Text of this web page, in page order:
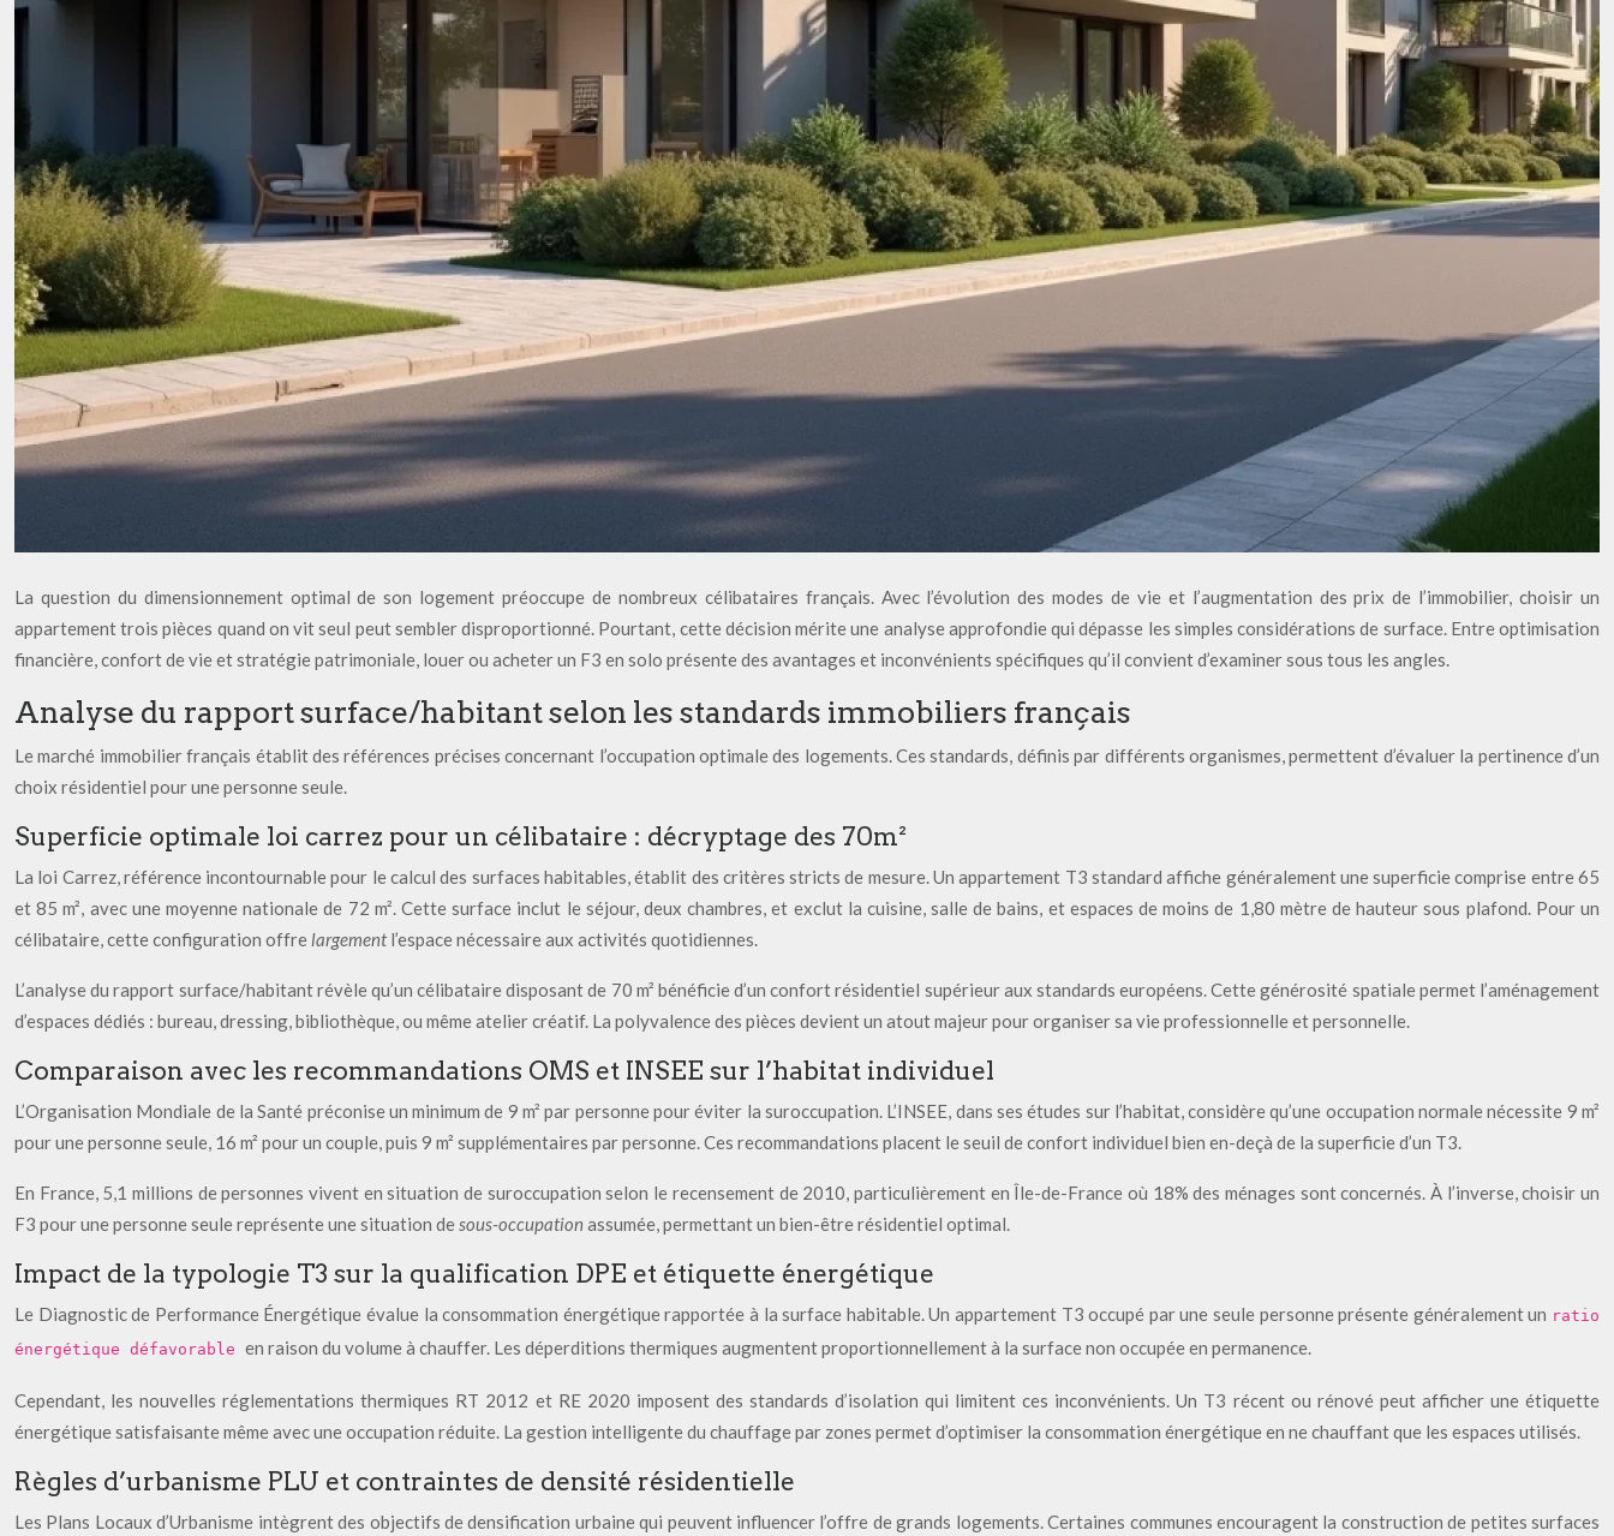
La question du dimensionnement optimal de son logement préoccupe de nombreux célibataires français. Avec l’évolution des modes de vie et l’augmentation des prix de l’immobilier, choisir un
appartement trois pièces quand on vit seul peut sembler disproportionné. Pourtant, cette décision mérite une analyse approfondie qui dépasse les simples considérations de surface. Entre optimisation
financière, confort de vie et stratégie patrimoniale, louer ou acheter un F3 en solo présente des avantages et inconvénients spécifiques qu’il convient d’examiner sous tous les angles.
Analyse du rapport surface/habitant selon les standards immobiliers français
Le marché immobilier français établit des références précises concernant l’occupation optimale des logements. Ces standards, définis par différents organismes, permettent d’évaluer la pertinence d’un
choix résidentiel pour une personne seule.
Superficie optimale loi carrez pour un célibataire : décryptage des 70m²
La loi Carrez, référence incontournable pour le calcul des surfaces habitables, établit des critères stricts de mesure. Un appartement T3 standard affiche généralement une superficie comprise entre 65
et 85 m², avec une moyenne nationale de 72 m². Cette surface inclut le séjour, deux chambres, et exclut la cuisine, salle de bains, et espaces de moins de 1,80 mètre de hauteur sous plafond. Pour un
célibataire, cette configuration offre largement l’espace nécessaire aux activités quotidiennes.
L’analyse du rapport surface/habitant révèle qu’un célibataire disposant de 70 m² bénéficie d’un confort résidentiel supérieur aux standards européens. Cette générosité spatiale permet l’aménagement
d’espaces dédiés : bureau, dressing, bibliothèque, ou même atelier créatif. La polyvalence des pièces devient un atout majeur pour organiser sa vie professionnelle et personnelle.
Comparaison avec les recommandations OMS et INSEE sur l’habitat individuel
L’Organisation Mondiale de la Santé préconise un minimum de 9 m² par personne pour éviter la suroccupation. L’INSEE, dans ses études sur l’habitat, considère qu’une occupation normale nécessite 9 m²
pour une personne seule, 16 m² pour un couple, puis 9 m² supplémentaires par personne. Ces recommandations placent le seuil de confort individuel bien en-deçà de la superficie d’un T3.
En France, 5,1 millions de personnes vivent en situation de suroccupation selon le recensement de 2010, particulièrement en Île-de-France où 18% des ménages sont concernés. À l’inverse, choisir un
F3 pour une personne seule représente une situation desous-occupation assumée, permettant un bien-être résidentiel optimal.
Impact de la typologie T3 sur la qualification DPE et étiquette énergétique
Le Diagnostic de Performance Énergétique évalue la consommation énergétique rapportée à la surface habitable. Un appartement T3 occupé par une seule personne présente généralement un ratio
énergétique défavorable en raison du volume à chauffer. Les déperditions thermiques augmentent proportionnellement à la surface non occupée en permanence.
Cependant, les nouvelles réglementations thermiques RT 2012 et RE 2020 imposent des standards d’isolation qui limitent ces inconvénients. Un T3 récent ou rénové peut afficher une étiquette
énergétique satisfaisante même avec une occupation réduite. La gestion intelligente du chauffage par zones permet d’optimiser la consommation énergétique en ne chauffant que les espaces utilisés.
Règles d’urbanisme PLU et contraintes de densité résidentielle
Les Plans Locaux d’Urbanisme intègrent des objectifs de densification urbaine qui peuvent influencer l’offre de grands logements. Certaines communes encouragent la construction de petites surfaces